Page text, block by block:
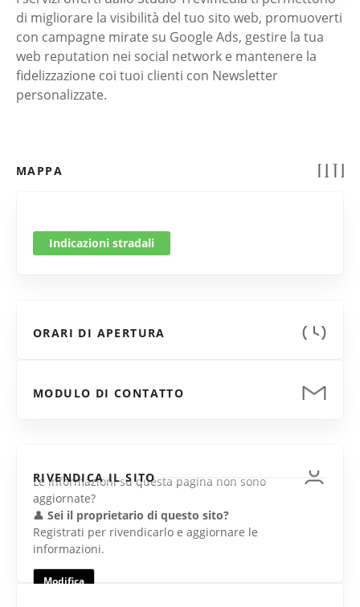
di migliorare la visibilità del tuo sito web, promuoverti
con campagne mirate su Google Ads, gestire la tua
web reputation nei social network e mantenere la
fidelizzazione coi tuoi clienti con Newsletter
personalizzate.
MAPPA
Indicazioni stradali
ORARI DI APERTURA
MODULO DI CONTATTO
RIVENDICA IL SITO
Le informazioni su questa pagina non sono
aggiornate?
👤 Sei il proprietario di questo sito?
Registrati per rivendicarlo e aggiornare le
informazioni.
Modifica